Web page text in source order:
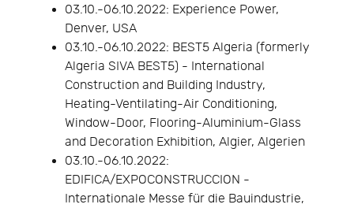
03.10.-06.10.2022: Experience Power,
Denver, USA
03.10.-06.10.2022: BEST5 Algeria (formerly
Algeria SIVA BEST5) - International
Construction and Building Industry,
Heating-Ventilating-Air Conditioning,
Window-Door, Flooring-Aluminium-Glass
and Decoration Exhibition, Algier, Algerien
03.10.-06.10.2022:
EDIFICA/EXPOCONSTRUCCION -
Internationale Messe für die Bauindustrie,